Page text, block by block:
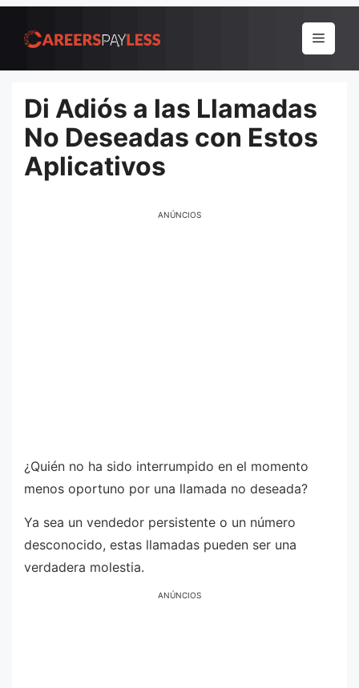
para
conteúdo
Menu
Di Adiós a las Llamadas
No Deseadas con Estos
Aplicativos
ANÚNCIOS
¿Quién no ha sido interrumpido en el momento
menos oportuno por una llamada no deseada?
Ya sea un vendedor persistente o un número
desconocido, estas llamadas pueden ser una
verdadera molestia.
ANÚNCIOS